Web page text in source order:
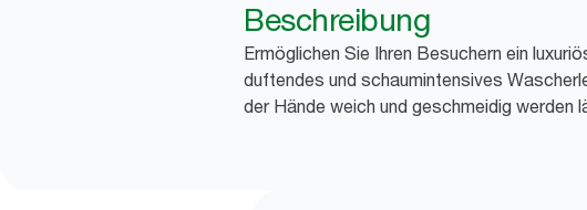
Beschreibung
Ermöglichen Sie Ihren Besuchern ein
duftendes und schaumintensives
der Hände weich und geschmeidig werden